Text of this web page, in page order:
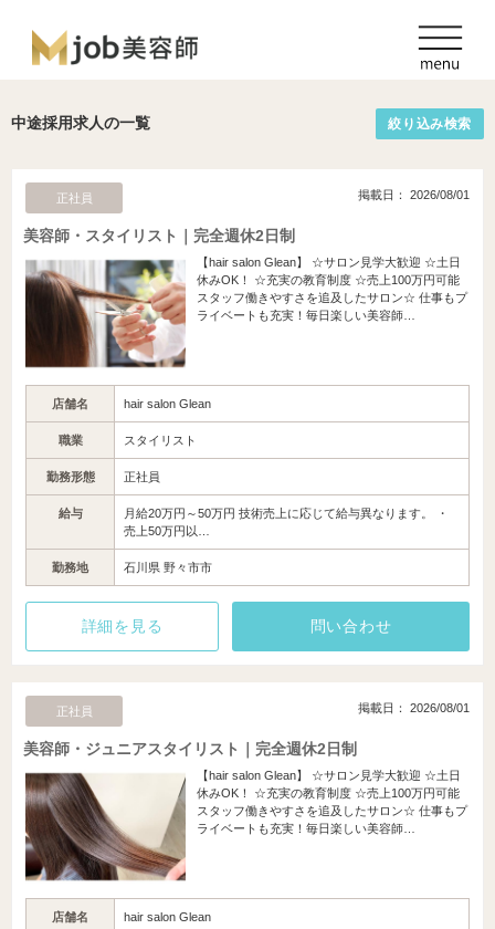
中途採用求人の一覧 絞り込み検索
正社員 掲載日： 2026/08/01
美容師・スタイリスト｜完全週休2日制
【hair salon Glean】 ☆サロン見学大歓迎 ☆土日
休みOK！ ☆充実の教育制度 ☆売上100万円可能
スタッフ働きやすさを追及したサロン☆ 仕事もプ
ライベートも充実！毎日楽しい美容師…
店舗名 hair salon Glean
職業 スタイリスト
勤務形態 正社員
給与
月給20万円～50万円 技術売上に応じて給与異なります。 ・
売上50万円以…
勤務地 石川県 野々市市
詳細を見る 問い合わせ
正社員 掲載日： 2026/08/01
美容師・ジュニアスタイリスト｜完全週休2日制
【hair salon Glean】 ☆サロン見学大歓迎 ☆土日
休みOK！ ☆充実の教育制度 ☆売上100万円可能
スタッフ働きやすさを追及したサロン☆ 仕事もプ
ライベートも充実！毎日楽しい美容師…
店舗名 hair salon Glean